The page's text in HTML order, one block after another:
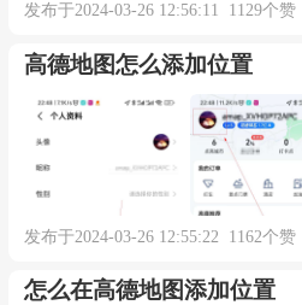
2、 选择更多工具
在打开的工具栏中，
▼
发布于2024-03-26 12:56:11 1129个赞
高德地图怎么添加位置
发布于2024-03-26 12:55:22 1162个赞
怎么在高德地图添加位置